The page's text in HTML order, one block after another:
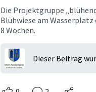
Die Projektgruppe
Blühwiese am
8 Wochen.
Dieser Beitrag